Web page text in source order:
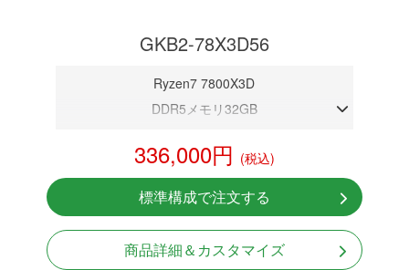
GKB2-78X3D56
Ryzen7 7800X3D
DDR5メモリ32GB
NVMeSSD 1TB
無線LAN Bluetooth対応
Windows11 Home 64bit
LCDスクリーン搭載
336,000円 (税込)
標準構成で注文する
商品詳細＆カスタマイズ